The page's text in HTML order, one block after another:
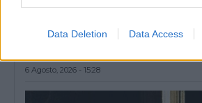
Data Deletion Data Access
Évora acolhe edição de 2026 do Summit
6 Agosto, 2026 - 15:28